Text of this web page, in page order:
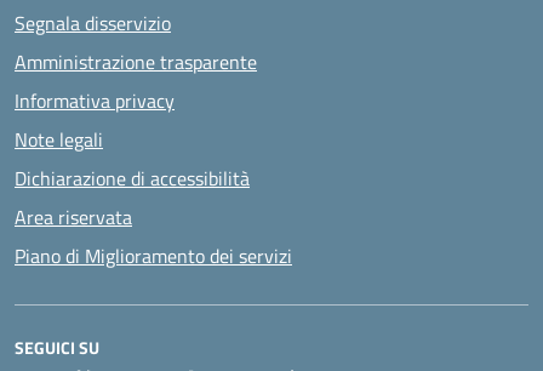
Segnala disservizio
Amministrazione trasparente
Informativa privacy
Note legali
Dichiarazione di accessibilità
Area riservata
Piano di Miglioramento dei servizi
SEGUICI SU